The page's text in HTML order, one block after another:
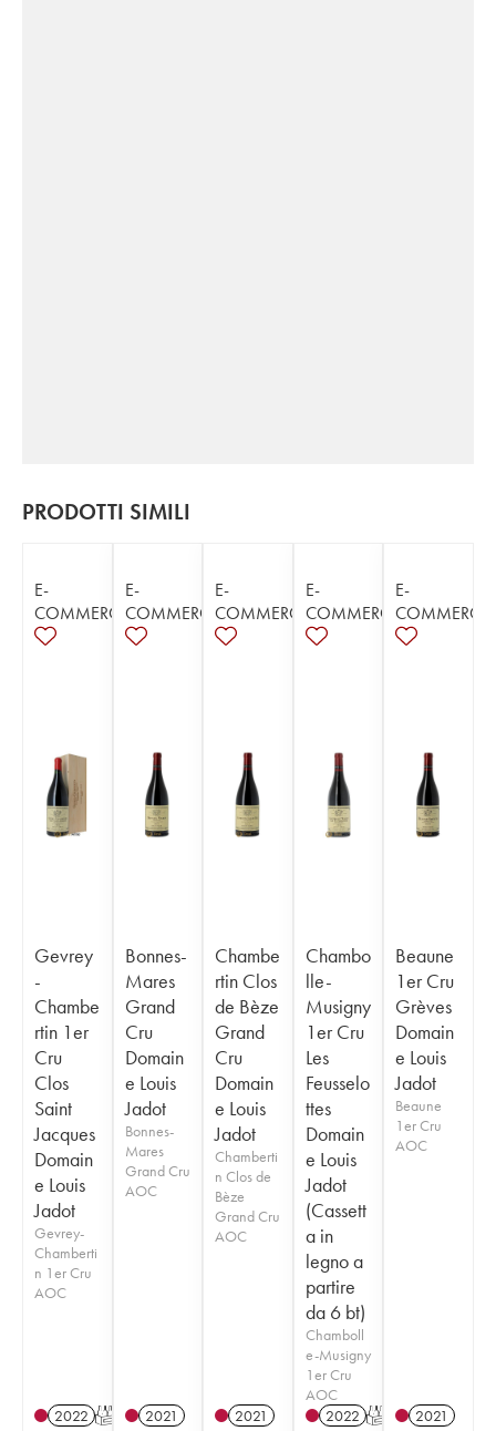
PRODOTTI SIMILI
E-
COMMERCE
Gevrey
-
Chambe
rtin 1er
Cru
Clos
Saint
Jacques
Domain
e Louis
Jadot
Gevrey-
Chamberti
n 1er Cru
AOC
2022 T
E-
COMMERCE
Bonnes-
Mares
Grand
Cru
Domain
e Louis
Jadot
Bonnes-
Mares
Grand Cru
AOC
2021
E-
COMMERCE
Chambe
rtin Clos
de Bèze
Grand
Cru
Domain
e Louis
Jadot
Chamberti
n Clos de
Bèze
Grand Cru
AOC
2021
E-
COMMERCE
Chambo
lle-
Musigny
1er Cru
Les
Feusselo
ttes
Domain
e Louis
Jadot
(Cassett
a in
legno a
partire
da 6 bt)
Chamboll
e-Musigny
1er Cru
AOC
2022 T
E-
COMMERCE
Beaune
1er Cru
Grèves
Domain
e Louis
Jadot
Beaune
1er Cru
AOC
2021